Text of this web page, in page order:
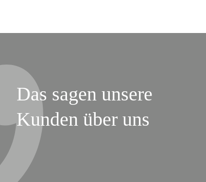
Das sagen unsere
Kunden über uns